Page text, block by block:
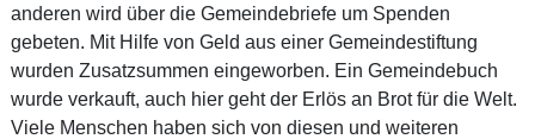
anderen wird über die Gemeindebriefe um Spenden
gebeten. Mit Hilfe von Geld aus einer Gemeindestiftung
wurden Zusatzsummen eingeworben. Ein Gemeindebuch
wurde verkauft, auch hier geht der Erlös an Brot für die Welt.
Viele Menschen haben sich von diesen und weiteren